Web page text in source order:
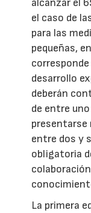
alcanzar el
el caso de
para las
pequeñas,
desarrollo
deberán
de entre
presentarse
entre dos y
obligatoria
La primera